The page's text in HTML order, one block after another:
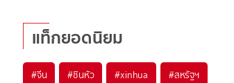
แท็กยอดนิยม
#จีน #ซินหัว #xinhua #สหรัฐฯ